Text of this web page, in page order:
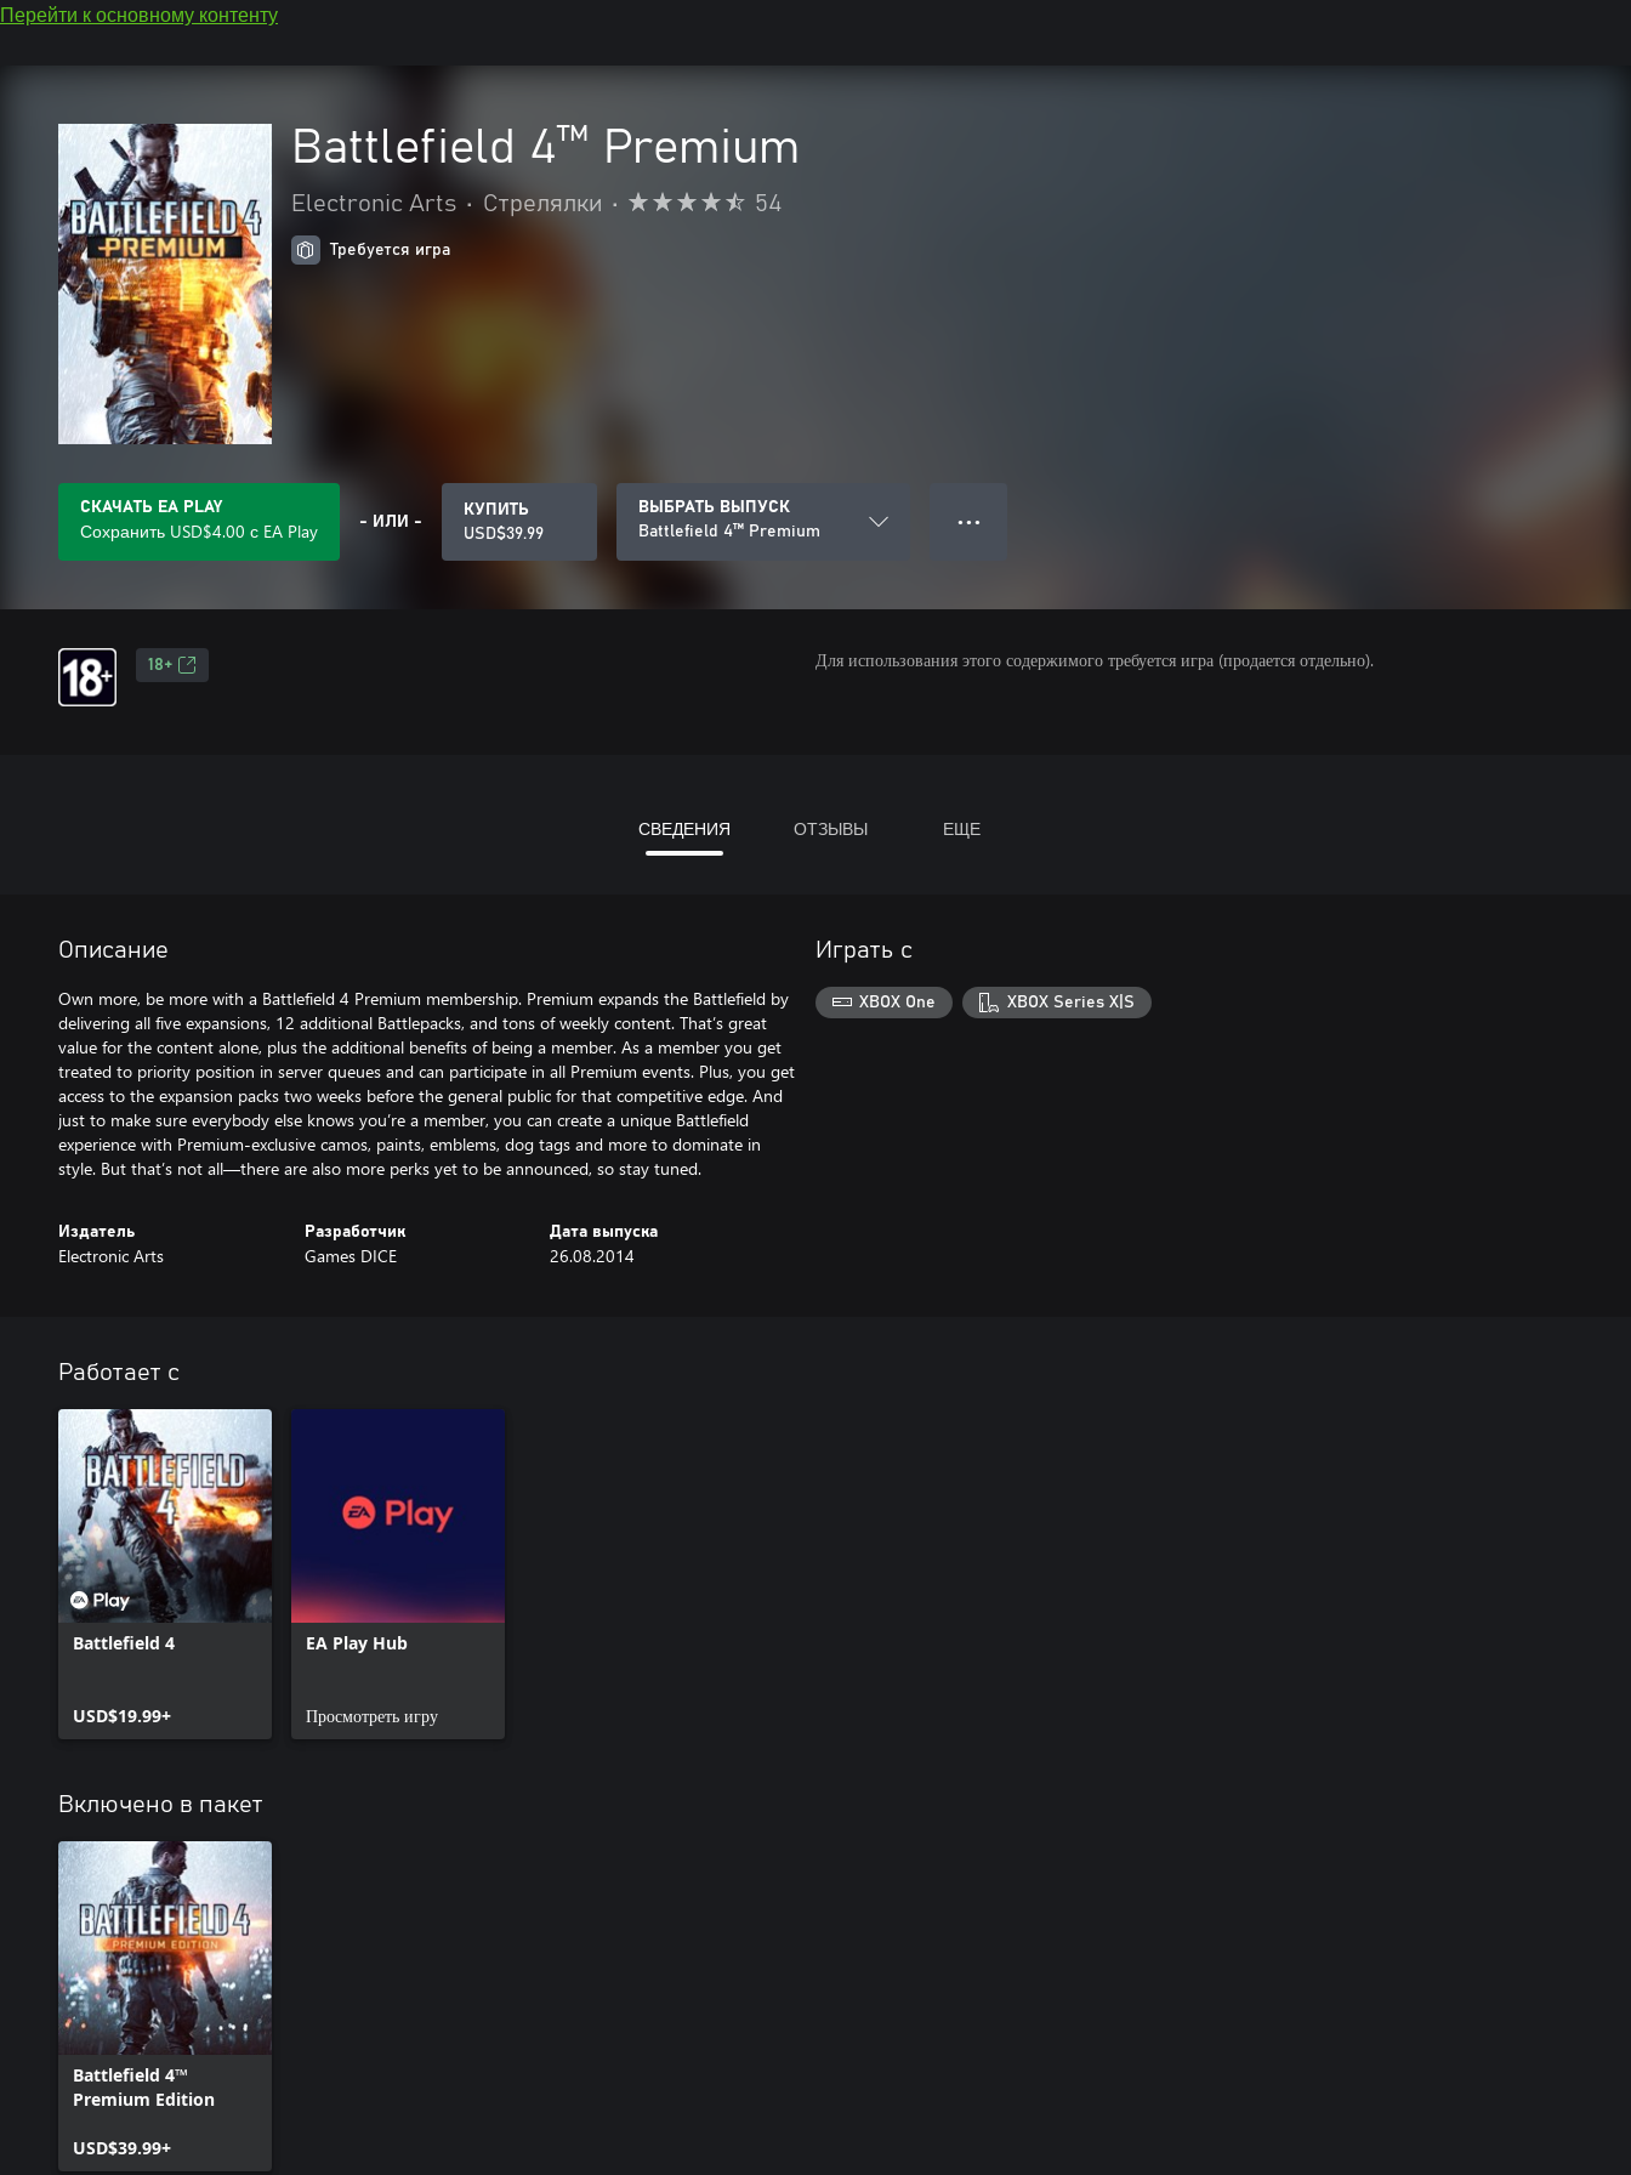
Перейти к основному контенту
Battlefield 4™ Premium
Electronic Arts • Стрелялки • 54
Требуется игра
СКАЧАТЬ EA PLAY
Сохранить USD$4.00 с EA Play - ИЛИ -
КУПИТЬ
USD$39.99
ВЫБРАТЬ ВЫПУСК
Battlefield 4™ Premium
● ● ●
18+ Для использования этого содержимого требуется игра (продается отдельно).
СВЕДЕНИЯ ОТЗЫВЫ ЕЩЕ
Описание
Own more, be more with a Battlefield 4 Premium membership. Premium expands the Battlefield by
delivering all five expansions, 12 additional Battlepacks, and tons of weekly content. That’s great
value for the content alone, plus the additional benefits of being a member. As a member you get
treated to priority position in server queues and can participate in all Premium events. Plus, you get
access to the expansion packs two weeks before the general public for that competitive edge. And
just to make sure everybody else knows you’re a member, you can create a unique Battlefield
experience with Premium-exclusive camos, paints, emblems, dog tags and more to dominate in
style. But that’s not all—there are also more perks yet to be announced, so stay tuned.
Издатель
Electronic Arts
Разработчик
Games DICE
Дата выпуска
26.08.2014
Играть с
XBOX One XBOX Series X|S
Работает с
Battlefield 4
USD$19.99+
EA Play Hub
Просмотреть игру
Включено в пакет
Battlefield 4™
Premium Edition
USD$39.99+